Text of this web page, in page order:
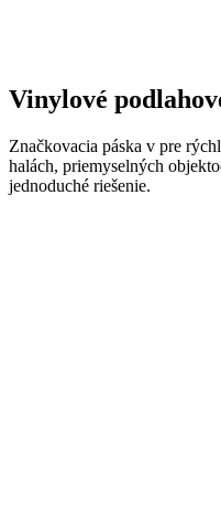
Vinylové
Značkovacia páska v pre
halách, priemyselných
jednoduché riešenie.